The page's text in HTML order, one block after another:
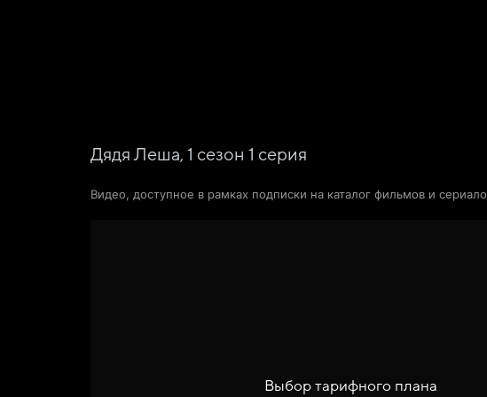
Дядя Леша, 1 сезон 1 серия
Видео, доступное в рамках подписки на каталог фильмов и
Выбор тарифного плана